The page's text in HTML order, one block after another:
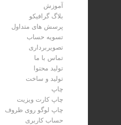
آموزش
بلاگ گرافیکو
پرسش های متداول
تسویه حساب
تصویربرداری
تماس با ما
تولید محتوا
تولید و ساخت
چاپ
چاپ کارت ویزیت
چاپ لوگو روی ظروف
حساب کاربری